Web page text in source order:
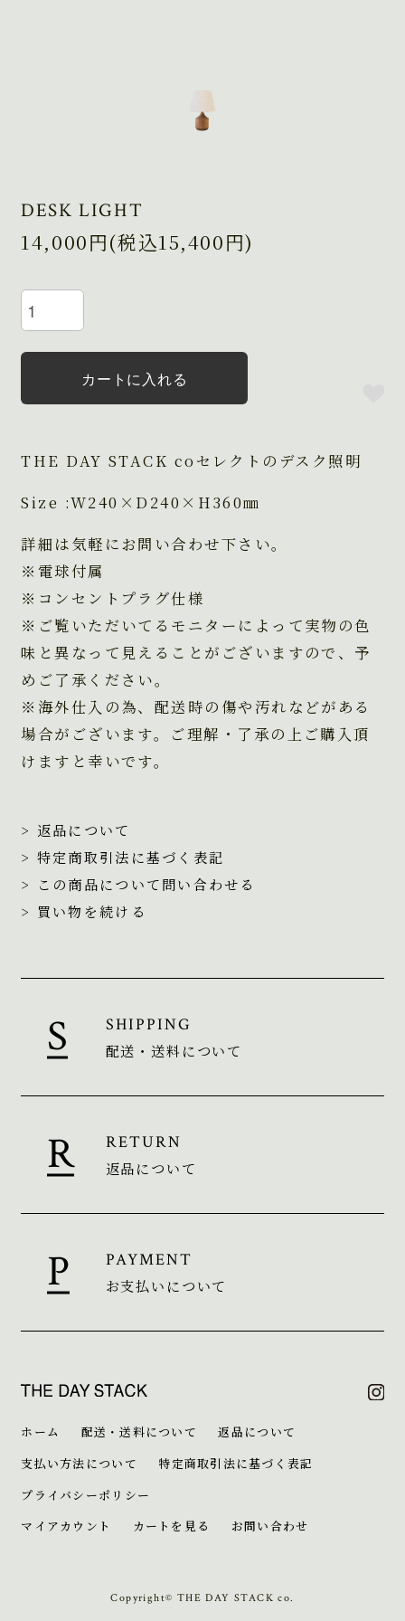
DESK LIGHT
14,000円(税込15,400円)
カートに入れる
THE DAY STACK coセレクトのデスク照明
Size :W240×D240×H360㎜
詳細は気軽にお問い合わせ下さい。
※電球付属
※コンセントプラグ仕様
※ご覧いただいてるモニターによって実物の色
味と異なって見えることがございますので、予
めご了承ください。
※海外仕入の為、配送時の傷や汚れなどがある
場合がございます。ご理解・了承の上ご購入頂
けますと幸いです。
> 返品について
> 特定商取引法に基づく表記
> この商品について問い合わせる
> 買い物を続ける
SHIPPING
配送・送料について
RETURN
返品について
PAYMENT
お支払いについて
ホーム 配送・送料について
返品について
支払い方法について
特定商取引法に基づく表記
プライバシーポリシー
マイアカウント
カートを見る お問い合わせ
Copyright© THE DAY STACK co.